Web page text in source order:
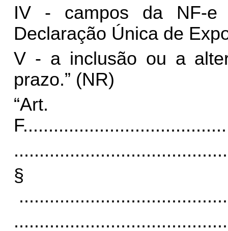
IV - campos da NF-e
Declaração Única de
V - a inclusão ou a
prazo.” (NR)
F.
§